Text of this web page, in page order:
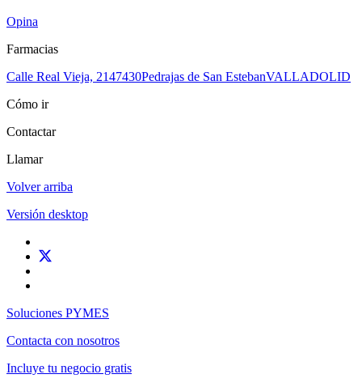
Opina
Farmacias
Calle Real Vieja, 2147430Pedrajas de San EstebanVALLADOLID
Cómo ir
Contactar
Llamar
Volver arriba
Versión desktop
Soluciones PYMES
Contacta con nosotros
Incluye tu negocio gratis